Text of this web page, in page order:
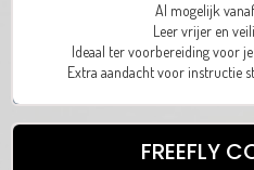
Al mogelijk
Leer vrijer en
Ideaal ter voorbereiding voor
Extra aandacht voor instructie
FREEFLY